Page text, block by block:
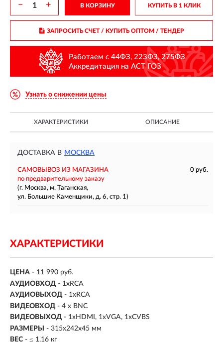
− + В КОРЗИНУ КУПИТЬ В 1 КЛИК
ЗАПРОСИТЬ СЧЕТ / КУПИТЬ ОПТОМ/ ТЕНДЕР
Работаем с 44ФЗ, 223ФЗ, 275ФЗ
Аккредитация на АСТ ГОЗ
Узнать о снижении цены
ХАРАКТЕРИСТИКИ ОПИСАНИЕ
ДОСТАВКА В МОСКВА
САМОВЫВОЗ ИЗ МАГАЗИНА
0 руб.
по предварительному заказу
(г. Москва, м. Таганская,
ул. Большие Каменщики, д. 6, стр. 1)
ХАРАКТЕРИСТИКИ
ЦЕНА - 11 990 руб.
АУДИОВХОД - 1xRCA
АУДИОВЫХОД - 1xRCA
ВИДЕОВХОД - 4 х BNC
ВИДЕОВЫХОД - 1xHDMI, 1xVGA, 1xCVBS
РАЗМЕРЫ
- 315х242х45 мм
ВЕС - ≤ 1.16 кг